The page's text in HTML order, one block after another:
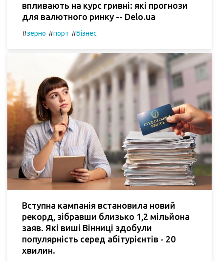
впливають на курс гривні: які прогнози
для валютного ринку -- Delo.ua
#зерно #порт #Бізнес
Вступна кампанія встановила новий
рекорд, зібравши близько 1,2 мільйона
заяв. Які виші Вінниці здобули
популярність серед абітурієнтів - 20
хвилин.